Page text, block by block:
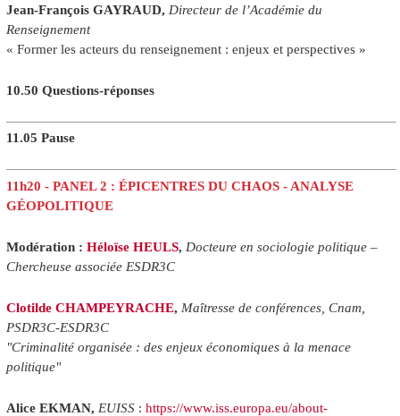
Jean-François GAYRAUD, Directeur de l’Académie du
Renseignement
« Former les acteurs du renseignement : enjeux et perspectives »
10.50 Questions-réponses
11.05 Pause
11h20 - PANEL 2 : ÉPICENTRES DU CHAOS - ANALYSE
GÉOPOLITIQUE
Modération : Héloïse HEULS, Docteure en sociologie politique–
Chercheuse associée ESDR3C
Clotilde CHAMPEYRACHE, Maîtresse de conférences, Cnam,
PSDR3C-ESDR3C
"Criminalité organisée : des enjeux économiques à la menace
politique"
Alice EKMAN, EUISS: https://www.iss.europa.eu/about-